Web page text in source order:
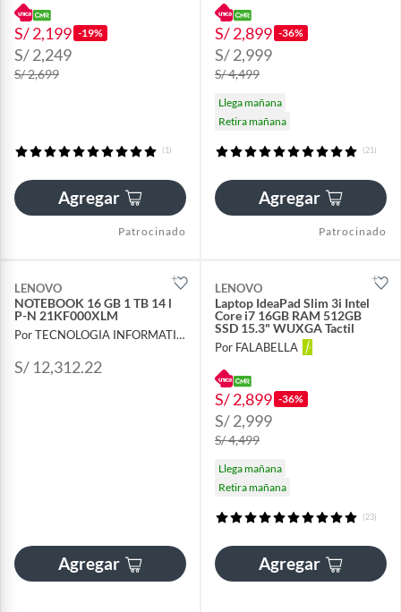
S/ 2,199 -19%
S/ 2,249
S/ 2,699
(1)
Agregar
Patrocinado
S/ 2,899 -36%
S/ 2,999
S/ 4,499
Llega mañana
Retira mañana
(21)
Agregar
Patrocinado
LENOVO
NOTEBOOK 16 GB 1 TB 14 l
P-N 21KF000XLM
Por TECNOLOGIA INFORMATICA Y CONSULTORIA
S/ 12,312.22
Agregar
LENOVO
Laptop IdeaPad Slim 3i Intel
Core i7 16GB RAM 512GB
SSD 15.3" WUXGA Tactil
Por FALABELLA
S/ 2,899 -36%
S/ 2,999
S/ 4,499
Llega mañana
Retira mañana
(23)
Agregar